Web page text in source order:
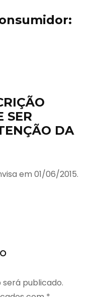
SER
DA
em 01/06/2015.
publicado.